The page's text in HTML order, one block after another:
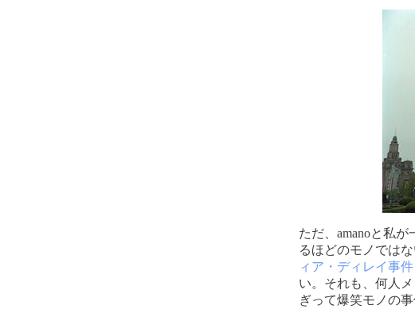
ただ、amanoと私
るほどのモノでは
ィア・ディレイ事件
い。それも、何人
ぎって爆笑モノの